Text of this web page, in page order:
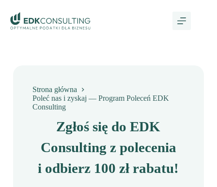
Strona główna
Poleć nas i zyskaj — Program Poleceń EDK
Consulting
Zgłoś się do EDK
Consulting z polecenia
i odbierz 100 zł rabatu!